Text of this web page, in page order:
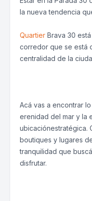
la nueva tendencia
Quartier Brava 30
corredor que se está
centralidad de la
Acá vas a encontrar
erenidad del mar y la
ubicaciónestratégica.
boutiques y lugares
tranquilidad que
disfrutar.